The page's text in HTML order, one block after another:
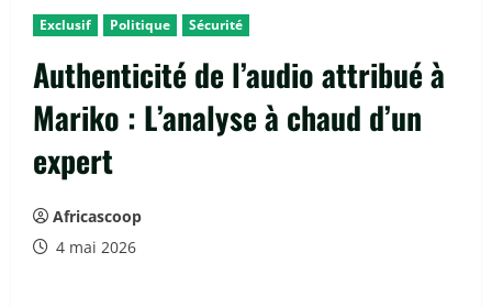
Exclusif Politique Sécurité
Authenticité de l’audio attribué à
Mariko : L’analyse à chaud d’un
expert
Africascoop
4 mai 2026